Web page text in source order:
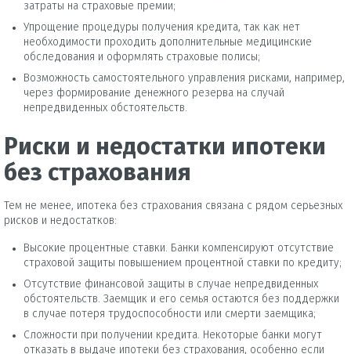
затраты на страховые премии;
Упрощение процедуры получения кредита, так как нет
необходимости проходить дополнительные медицинские
обследования и оформлять страховые полисы;
Возможность самостоятельного управления рисками, например,
через формирование денежного резерва на случай
непредвиденных обстоятельств.
Риски и недостатки ипотеки
без страхования
Тем не менее, ипотека без страхования связана с рядом серьезных
рисков и недостатков:
Высокие процентные ставки. Банки компенсируют отсутствие
страховой защиты повышением процентной ставки по кредиту;
Отсутствие финансовой защиты в случае непредвиденных
обстоятельств. Заемщик и его семья остаются без поддержки
в случае потеря трудоспособности или смерти заемщика;
Сложности при получении кредита. Некоторые банки могут
отказать в выдаче ипотеки без страхования, особенно если